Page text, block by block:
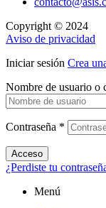
Copyright © 2024
Aviso de privacidad
Iniciar sesión Crea
Nombre de usuario o
Contraseña *
Acceso
¿Perdiste tu
Menú